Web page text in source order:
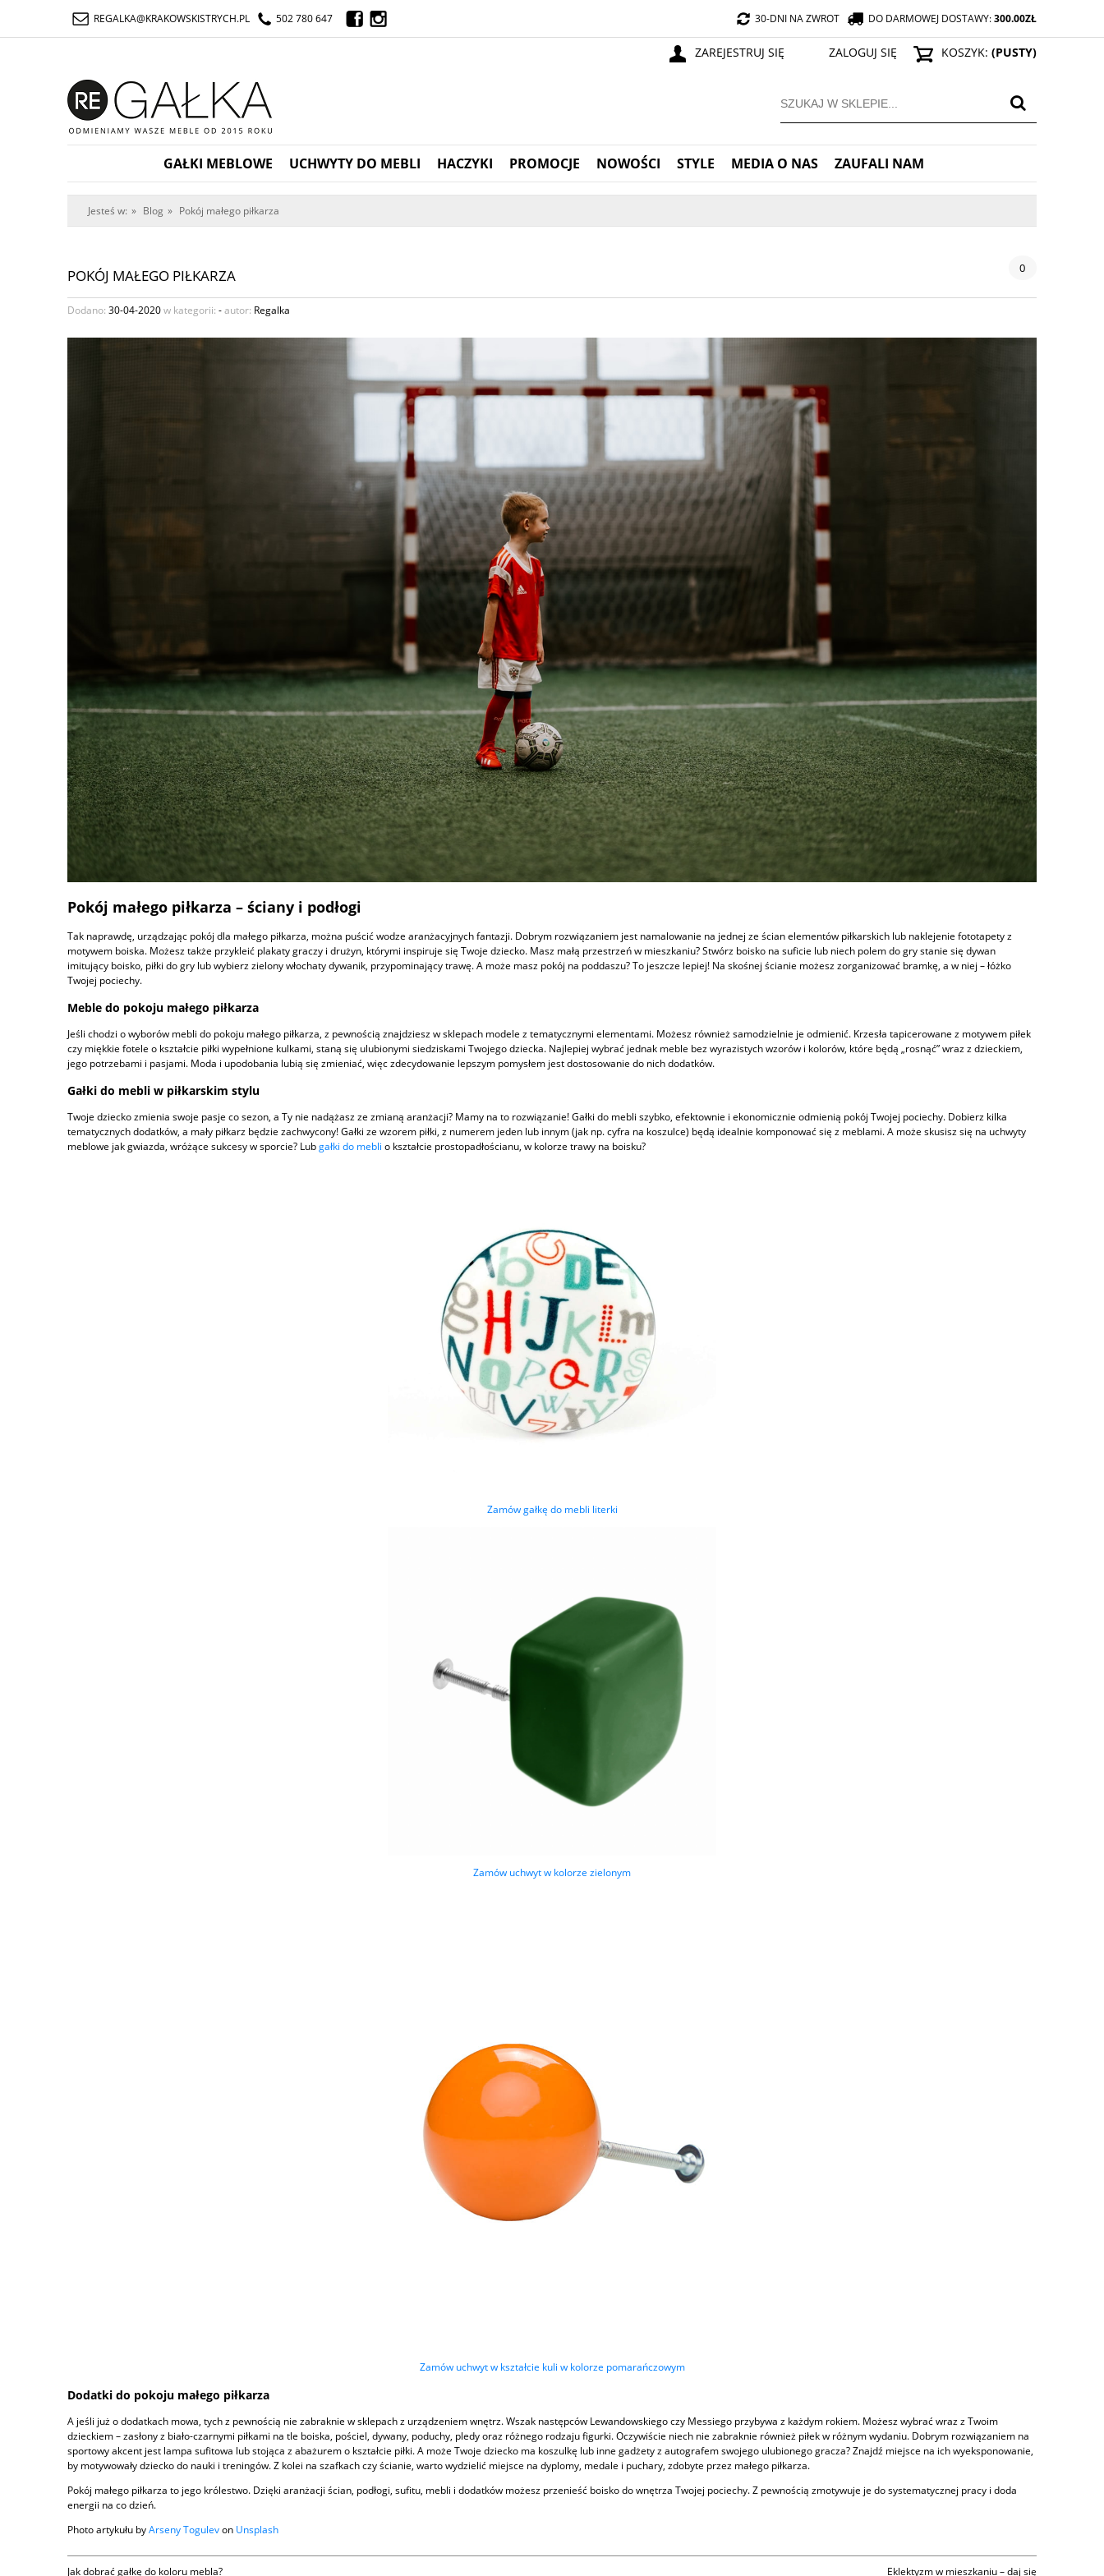
REGALKA@KRAKOWSKISTRYCH.PL 502 780 647 30-DNI NA ZWROT DO DARMOWEJ DOSTAWY:300.00ZŁ
ZAREJESTRUJ SIĘ ZALOGUJ SIĘ KOSZYK: (PUSTY)
GAŁKI MEBLOWE UCHWYTY DO MEBLI HACZYKI PROMOCJE NOWOŚCI STYLE MEDIA O NAS ZAUFALI NAM
Jesteś w: » Blog » Pokój małego piłkarza
POKÓJ MAŁEGO PIŁKARZA 0
Dodano: 30-04-2020w kategorii: -autor: Regalka
Pokój małego piłkarza – ściany i podłogi
Tak naprawdę, urządzając pokój dla małego piłkarza, można puścić wodze aranżacyjnych fantazji. Dobrym rozwiązaniem jest namalowanie na jednej ze ścian elementów piłkarskich lub naklejenie fototapety z
motywem boiska. Możesz także przykleić plakaty graczy i drużyn, którymi inspiruje się Twoje dziecko. Masz małą przestrzeń w mieszkaniu? Stwórz boisko na suficie lub niech polem do gry stanie się dywan
imitujący boisko, piłki do gry lub wybierz zielony włochaty dywanik, przypominający trawę. A może masz pokój na poddaszu? To jeszcze lepiej! Na skośnej ścianie możesz zorganizować bramkę, a w niej – łóżko
Twojej pociechy.
Meble do pokoju małego piłkarza
Jeśli chodzi o wyborów mebli do pokoju małego piłkarza, z pewnością znajdziesz w sklepach modele z tematycznymi elementami. Możesz również samodzielnie je odmienić. Krzesła tapicerowane z motywem piłek
czy miękkie fotele o kształcie piłki wypełnione kulkami, staną się ulubionymi siedziskami Twojego dziecka. Najlepiej wybrać jednak meble bez wyrazistych wzorów i kolorów, które będą „rosnąć” wraz z dzieckiem,
jego potrzebami i pasjami. Moda i upodobania lubią się zmieniać, więc zdecydowanie lepszym pomysłem jest dostosowanie do nich dodatków.
Gałki do mebli w piłkarskim stylu
Twoje dziecko zmienia swoje pasje co sezon, a Ty nie nadążasz ze zmianą aranżacji? Mamy na to rozwiązanie! Gałki do mebli szybko, efektownie i ekonomicznie odmienią pokój Twojej pociechy. Dobierz kilka
tematycznych dodatków, a mały piłkarz będzie zachwycony! Gałki ze wzorem piłki, z numerem jeden lub innym (jak np. cyfra na koszulce) będą idealnie komponować się z meblami. A może skusisz się na uchwyty
meblowe jak gwiazda, wróżące sukcesy w sporcie? Lubgałki do mebli o kształcie prostopadłościanu, w kolorze trawy na boisku?
Zamów gałkę do mebli literki
Zamów uchwyt w kolorze zielonym
Zamów uchwyt w kształcie kuli w kolorze pomarańczowym
Dodatki do pokoju małego piłkarza
A jeśli już o dodatkach mowa, tych z pewnością nie zabraknie w sklepach z urządzeniem wnętrz. Wszak następców Lewandowskiego czy Messiego przybywa z każdym rokiem. Możesz wybrać wraz z Twoim
dzieckiem – zasłony z biało-czarnymi piłkami na tle boiska, pościel, dywany, poduchy, pledy oraz różnego rodzaju figurki. Oczywiście niech nie zabraknie również piłek w różnym wydaniu. Dobrym rozwiązaniem na
sportowy akcent jest lampa sufitowa lub stojąca z abażurem o kształcie piłki. A może Twoje dziecko ma koszulkę lub inne gadżety z autografem swojego ulubionego gracza? Znajdź miejsce na ich wyeksponowanie,
by motywowały dziecko do nauki i treningów. Z kolei na szafkach czy ścianie, warto wydzielić miejsce na dyplomy, medale i puchary, zdobyte przez małego piłkarza.
Pokój małego piłkarza to jego królestwo. Dzięki aranżacji ścian, podłogi, sufitu, mebli i dodatków możesz przenieść boisko do wnętrza Twojej pociechy. Z pewnością zmotywuje je do systematycznej pracy i doda
energii na co dzień.
Photo artykułu byArseny Togulevon Unsplash
Jak dobrać gałkę do koloru mebla?
Eklektyzm w mieszkaniu – daj się